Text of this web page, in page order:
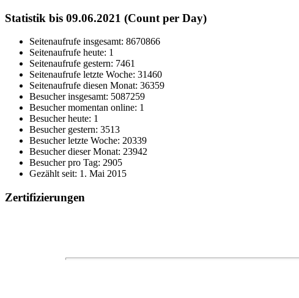
Statistik bis 09.06.2021 (Count per Day)
Seitenaufrufe insgesamt: 8670866
Seitenaufrufe heute: 1
Seitenaufrufe gestern: 7461
Seitenaufrufe letzte Woche: 31460
Seitenaufrufe diesen Monat: 36359
Besucher insgesamt: 5087259
Besucher momentan online: 1
Besucher heute: 1
Besucher gestern: 3513
Besucher letzte Woche: 20339
Besucher dieser Monat: 23942
Besucher pro Tag: 2905
Gezählt seit: 1. Mai 2015
Zertifizierungen